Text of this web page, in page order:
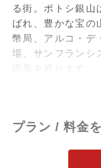
る街。ポトシ銀山
ばれ、豊かな宝の
幣局、アルコ・デ
場、サンフランシ
場等を巡ります。
プラン / 料金